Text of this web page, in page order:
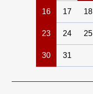
16 17 18
23 24 25
30 31